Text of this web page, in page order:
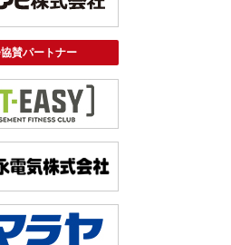
賛パートナー